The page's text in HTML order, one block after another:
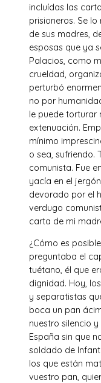
incluídas las
prisioneros. Se
de sus madres,
esposas que ya
Palacios, como
crueldad,
perturbó
no por
le puede torturar
extenuación.
mínimo
o sea, sufriendo.
comunista. Fue
yacía en el
devorado por el
verdugo
carta de mi
¿Cómo es
preguntaba el
tuétano, él que
dignidad. Hoy,
y separatistas
boca un pan
nuestro silencio
España sin que
soldado de
los que están
vuestro pan,